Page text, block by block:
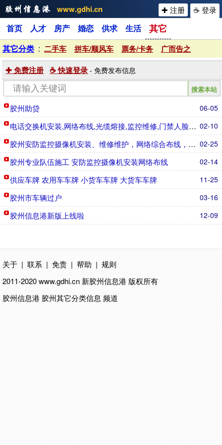
www.gdhi.cn ☕ 登录
✚ 注册
首页 人才 房产 婚恋 供求 生活 其它
其它分类 : 二手车 拼车/顺风车 票务/卡务
广而告之
✚ 免费注册 ☕ 快速登录 - 免费发布信息
06-05
胶州助贷
02-10
电话交换机安装,网络布线,光缆熔接,监控维修,门禁人脸刷卡,道闸车牌识别,led显示屏调修
02-25
胶州安防监控摄像机安装、维修维护，网络综合布线，企业网络维护
02-14
胶州专业队伍施工 安防监控摄像机安装网络布线
11-25
供应车牌 农用车车牌 小货车车牌 大货车车牌
03-16
胶州市车辆过户
12-09
胶州信息港新版上线啦
关于 | 联系 | 免责 | 帮助 | 规则
2011-2020 www.gdhi.cn 新胶州信息港 版权所有
胶州信息港 胶州其它分类信息 频道